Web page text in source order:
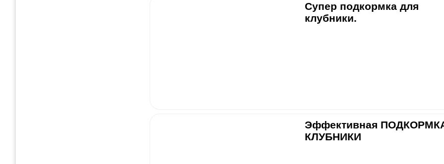
Супер подкормка для
клубники.
Эффективная
КЛУБНИКИ